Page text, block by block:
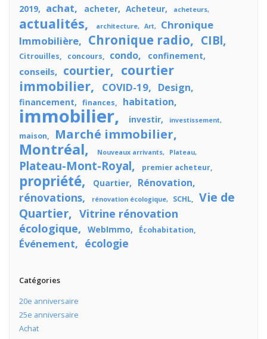
2019 achat acheter Acheteur acheteurs
actualités architecture Art
Chronique
Immobilière
Chronique radio CIBl
Citrouilles concours condo confinement
conseils courtier
courtier
immobilier
COVID-19 Design
financement finances habitation
immobilier investir investissement
maison Marché immobilier
Montréal Nouveaux arrivants Plateau
Plateau-Mont-Royal premier acheteur
propriété Quartier Rénovation
rénovations rénovation écologique SCHL
Vie de
Quartier
Vitrine rénovation
écologique
WebImmo Écohabitation
Événement écologie
Catégories
20e anniversaire
25e anniversaire
Achat